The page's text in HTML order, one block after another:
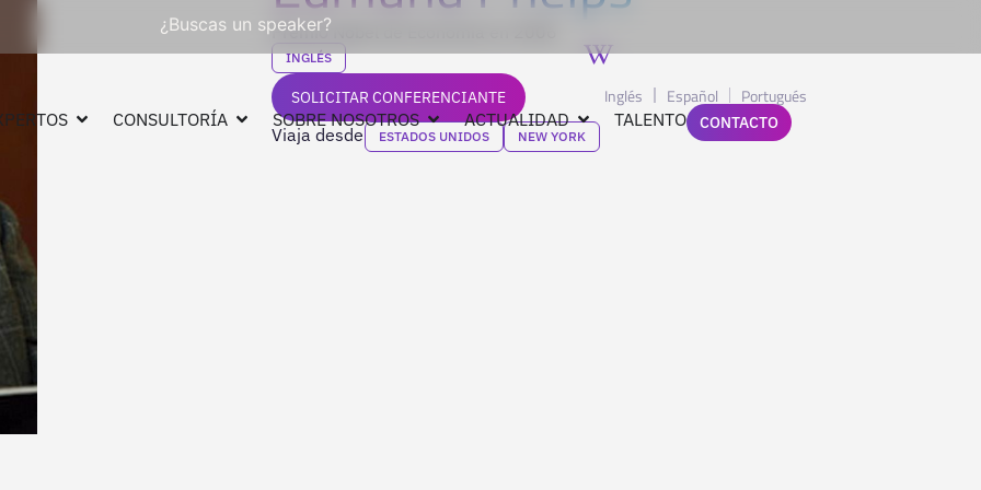
¿Buscas un speaker?
CONSULTORÍA SOBRE NOSOTROS ACTUALIDAD TALENTO
Inglés Español Portugués
CONTACTO
Premio Nobel de Economía en 2006
INGLÉS
SOLICITAR CONFERENCIANTE
Viaja desde ESTADOS UNIDOS NEW YORK